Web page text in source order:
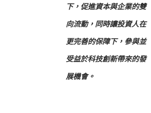
下，促進資本與企業的雙
向流動，同時讓投資人在
更完善的保障下，參與並
受益於科技創新帶來的發
展機會。